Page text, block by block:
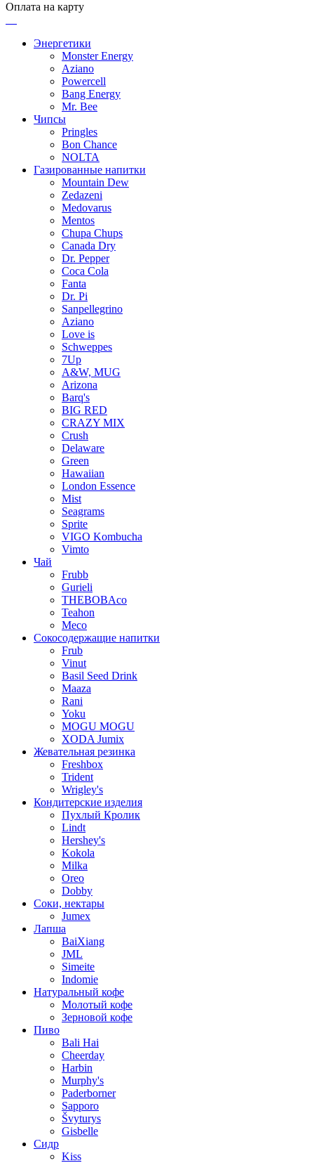
Оплата на карту
Энергетики
Monster Energy
Aziano
Powercell
Bang Energy
Mr. Bee
Чипсы
Pringles
Bon Chance
NOLTA
Газированные напитки
Mountain Dew
Zedazeni
Medovarus
Mentos
Chupa Chups
Canada Dry
Dr. Pepper
Coca Cola
Fanta
Dr. Pi
Sanpellegrino
Aziano
Love is
Schweppes
7Up
A&W, MUG
Arizona
Barq's
BIG RED
CRAZY MIX
Crush
Delaware
Green
Hawaiian
London Essence
Mist
Seagrams
Sprite
VIGO Kombucha
Vimto
Чай
Frubb
Gurieli
THEBOBAco
Teahon
Meco
Сокосодержащие напитки
Frub
Vinut
Basil Seed Drink
Maaza
Rani
Yoku
MOGU MOGU
XODA Jumix
Жевательная резинка
Freshbox
Trident
Wrigley's
Кондитерские изделия
Пухлый Кролик
Lindt
Hershey's
Kokola
Milka
Oreo
Dobby
Соки, нектары
Jumex
Лапша
BaiXiang
JML
Simeite
Indomie
Натуральный кофе
Молотый кофе
Зерновой кофе
Пиво
Bali Hai
Cheerday
Harbin
Murphy's
Paderborner
Sapporo
Švyturys
Gisbelle
Сидр
Kiss